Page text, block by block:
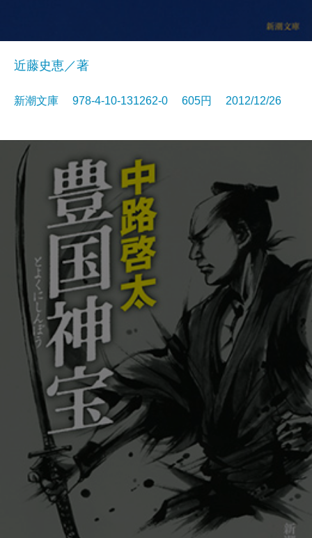
近藤史恵／著
新潮文庫 978-4-10-131262-0 605円 2012/12/26